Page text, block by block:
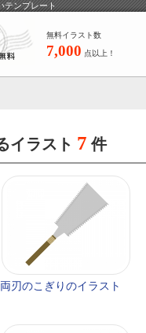
テンプレート
無料イラスト数
7,000 点以上！
イラスト 7 件
両刃のこぎりのイラスト